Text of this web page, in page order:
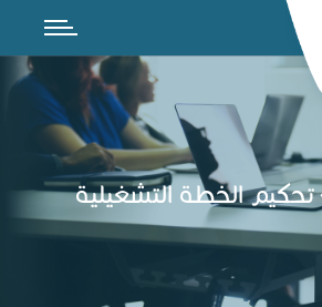
تحكيم الخطة التشغيلية